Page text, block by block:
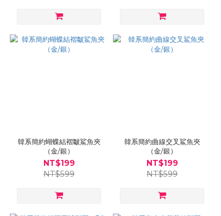
韓系簡約蝴蝶結褶皺鯊魚夾
（金/銀）
NT$199
NT$599
韓系簡約曲線交叉鯊魚夾
（金/銀）
NT$199
NT$599